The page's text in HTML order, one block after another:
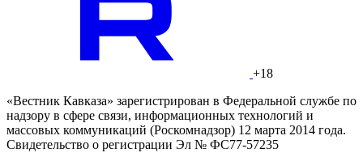
+18
«Вестник Кавказа» зарегистрирован в Федеральной службе по
надзору в сфере связи, информационных технологий и
массовых коммуникаций (Роскомнадзор) 12 марта 2014 года.
Свидетельство о регистрации Эл № ФС77-57235